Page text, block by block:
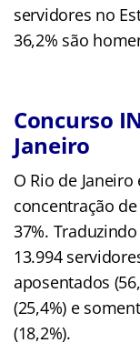
servidores no
36,2% são
Concurso
Janeiro
O Rio de
concentração
37%.
13.994
aposentados
(25,4%) e
(18,2%).